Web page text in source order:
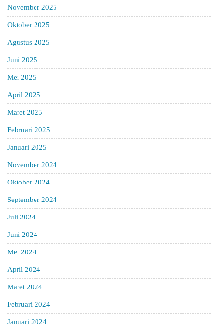
November 2025
Oktober 2025
Agustus 2025
Juni 2025
Mei 2025
April 2025
Maret 2025
Februari 2025
Januari 2025
November 2024
Oktober 2024
September 2024
Juli 2024
Juni 2024
Mei 2024
April 2024
Maret 2024
Februari 2024
Januari 2024